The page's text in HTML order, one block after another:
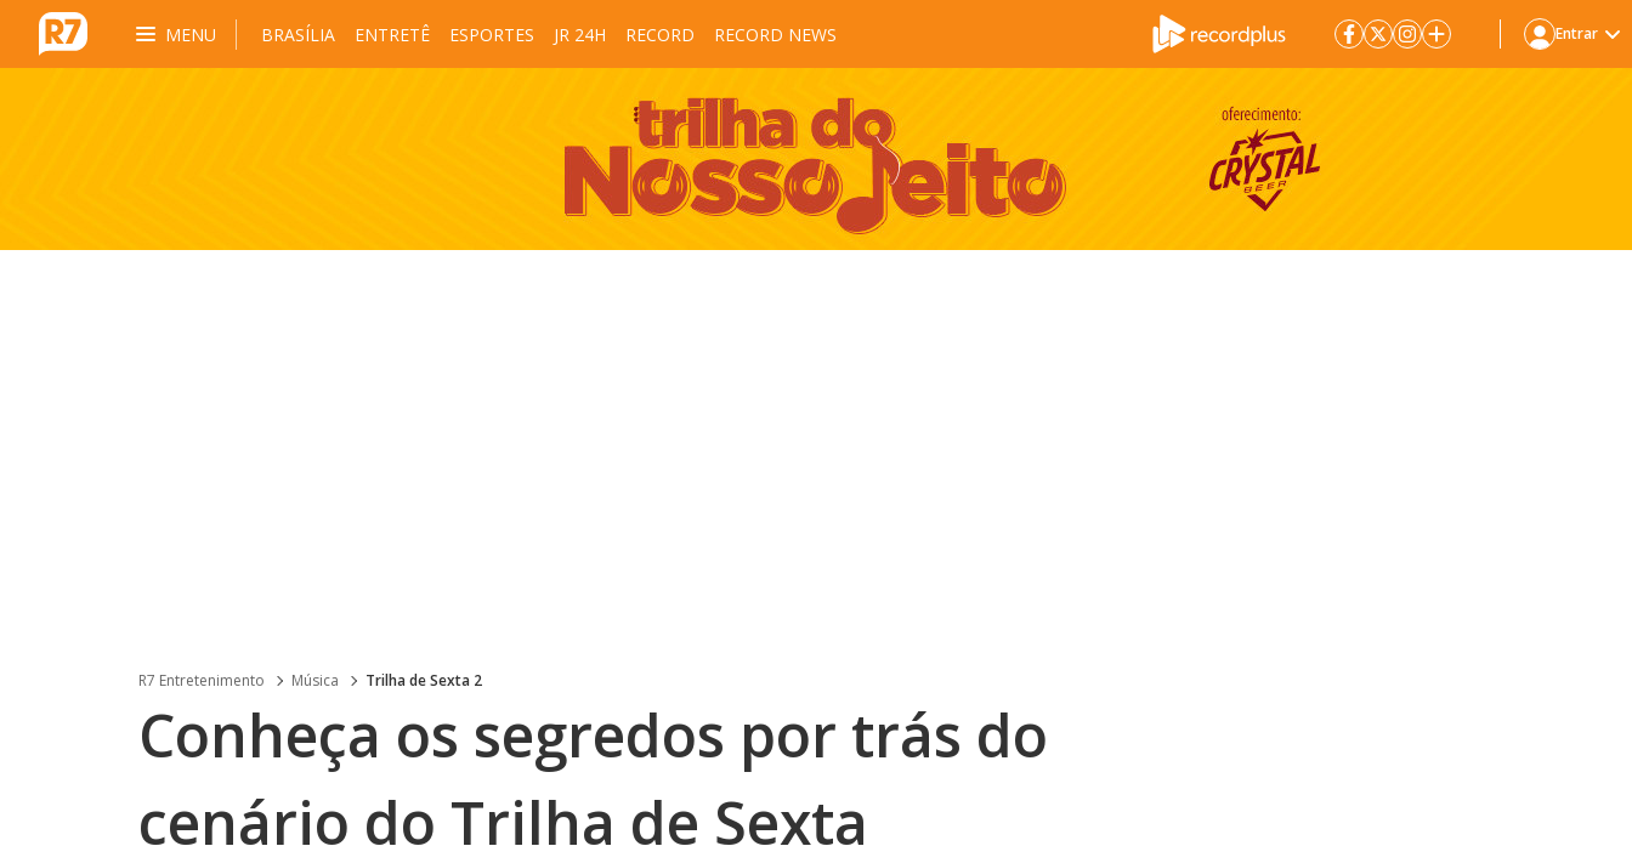
MENU BRASÍLIA ENTRETÊ ESPORTES JR 24H RECORD RECORD NEWS Entrar
R7 Entretenimento Música Trilha de Sexta 2
Conheça os segredos por trás do
cenário do Trilha de Sexta